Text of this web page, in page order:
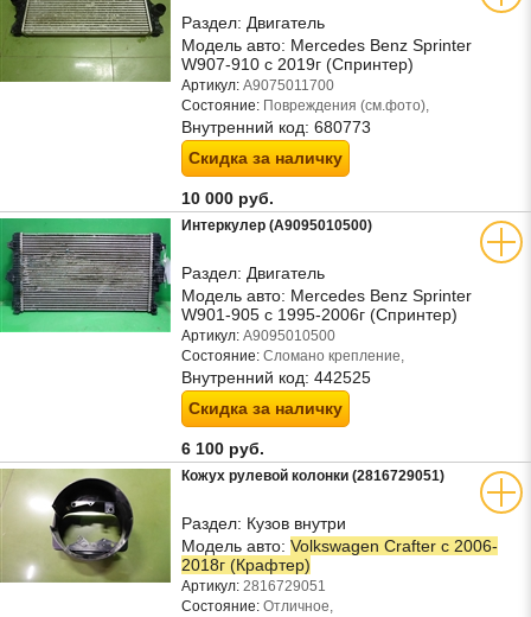
Раздел: Двигатель
Модель авто: Mercedes Benz Sprinter
W907-910 с 2019г (Спринтер)
Артикул: A9075011700
Состояние: Повреждения (см.фото),
Внутренний код: 680773
Скидка за наличку
10 000 руб.
Интеркулер (A9095010500)
Раздел: Двигатель
Модель авто: Mercedes Benz Sprinter
W901-905 с 1995-2006г (Спринтер)
Артикул: A9095010500
Состояние: Сломано крепление,
Внутренний код: 442525
Скидка за наличку
6 100 руб.
Кожух рулевой колонки (2816729051)
Раздел: Кузов внутри
Модель авто: Volkswagen Crafter с 2006-
2018г (Крафтер)
Артикул: 2816729051
Состояние: Отличное,